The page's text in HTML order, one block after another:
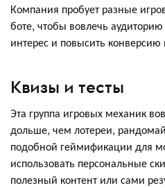
Компания пробует разные
боте, чтобы вовлечь
интерес и повысить конверсию
Квизы и тесты
Эта группа игровых механик
дольше, чем лотереи,
подобной геймификации для
использовать персональные
полезный контент или сами